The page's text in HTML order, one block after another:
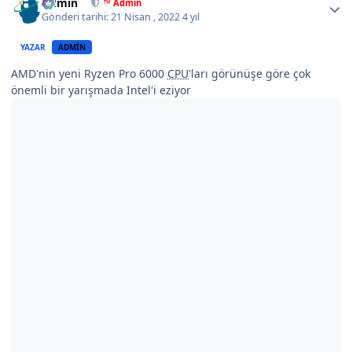
™ Admin
Gönderi tarihi:21 Nisan , 20224 yıl
YAZAR ADMIN
AMD'nin yeni Ryzen Pro 6000 CPU'ları görünüşe göre çok
önemli bir yarışmada Intel'i eziyor